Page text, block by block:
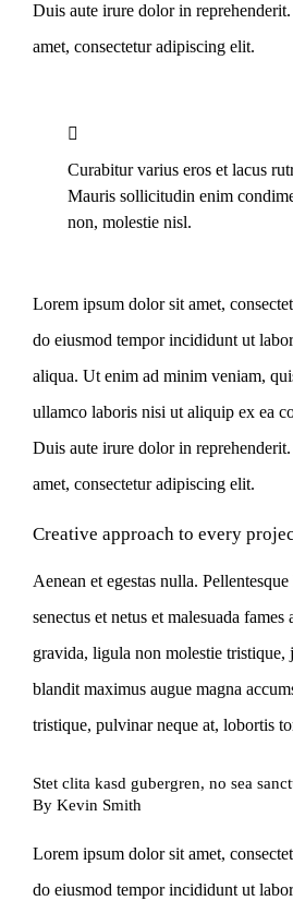
Duis aute irure dolor in
amet, consectetur adipiscing elit.
Curabitur varius eros et lacus
Mauris sollicitudin enim
non, molestie nisl.
Lorem ipsum dolor sit amet,
do eiusmod tempor incididunt ut
aliqua. Ut enim ad minim veniam,
ullamco laboris nisi ut aliquip ex ea
Duis aute irure dolor in
amet, consectetur adipiscing elit.
Creative approach to every
Aenean et egestas nulla.
senectus et netus et malesuada fames
gravida, ligula non molestie tristique,
blandit maximus augue magna
tristique, pulvinar neque at, lobortis
Stet clita kasd gubergren, no sea
By Kevin Smith
Lorem ipsum dolor sit amet,
do eiusmod tempor incididunt ut